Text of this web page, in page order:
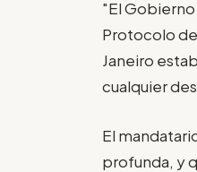
"El
Protocolo
Janeiro
cualquier
El
profunda, y